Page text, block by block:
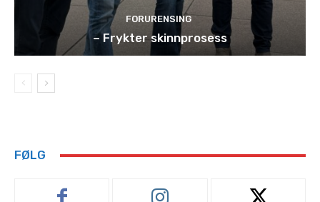
FORURENSING
– Frykter skinnprosess
FØLG